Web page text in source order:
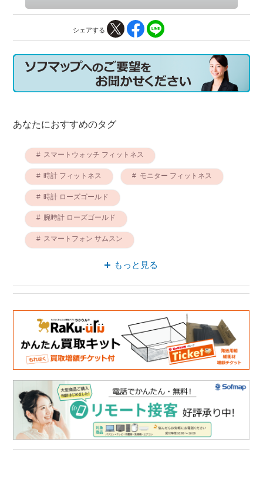
シェアする
あなたにおすすめのタグ
スマートウォッチ フィットネス
時計 フィットネス モニター フィットネス
時計 ローズゴールド
腕時計 ローズゴールド
スマートフォン サムスン
スマートフォン ローズゴールド
もっと見る